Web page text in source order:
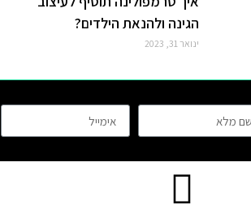
הגינה ולהנאת הילדים?
ינואר 31, 2023